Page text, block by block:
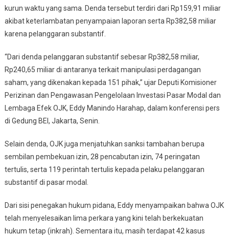
‘Goreng’
Saham
kurun waktu yang sama. Denda tersebut terdiri dari Rp159,91 miliar
akibat keterlambatan penyampaian laporan serta Rp382,58 miliar
karena pelanggaran substantif.
“Dari denda pelanggaran substantif sebesar Rp382,58 miliar,
Rp240,65 miliar di antaranya terkait manipulasi perdagangan
saham, yang dikenakan kepada 151 pihak,” ujar Deputi Komisioner
Perizinan dan Pengawasan Pengelolaan Investasi Pasar Modal dan
Lembaga Efek OJK, Eddy Manindo Harahap, dalam konferensi pers
di Gedung BEI, Jakarta, Senin.
Selain denda, OJK juga menjatuhkan sanksi tambahan berupa
sembilan pembekuan izin, 28 pencabutan izin, 74 peringatan
tertulis, serta 119 perintah tertulis kepada pelaku pelanggaran
substantif di pasar modal.
Dari sisi penegakan hukum pidana, Eddy menyampaikan bahwa OJK
telah menyelesaikan lima perkara yang kini telah berkekuatan
hukum tetap (inkrah). Sementara itu, masih terdapat 42 kasus